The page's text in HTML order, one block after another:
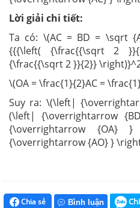
Lời giải chi tiết:
Ta có: \(AC = BD = \sqrt
{{{\left( {\frac{{\sqrt 2
{\frac{{\sqrt 2 }}{2}}
\(OA = \frac{1}{2}AC =
Suy ra: \(\left|
(\left| {\overrightarrow
{\overrightarrow
{\overrightarrow {AO} }
Chia sẻ Bình luận